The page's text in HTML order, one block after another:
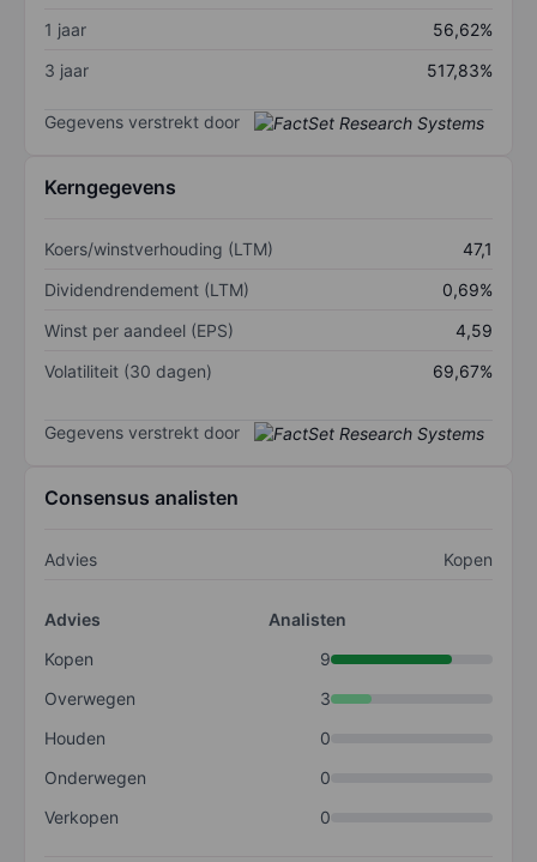
1 jaar
56,62%
3 jaar
517,83%
Gegevens verstrekt door
Kerngegevens
Koers/winstverhouding (LTM)
47,1
Dividendrendement (LTM)
0,69%
Winst per aandeel (EPS)
4,59
Volatiliteit (30 dagen)
69,67%
Gegevens verstrekt door
Consensus analisten
Advies Kopen
Advies
Analisten
Kopen
9
Overwegen
3
Houden
0
Onderwegen
0
Verkopen
0